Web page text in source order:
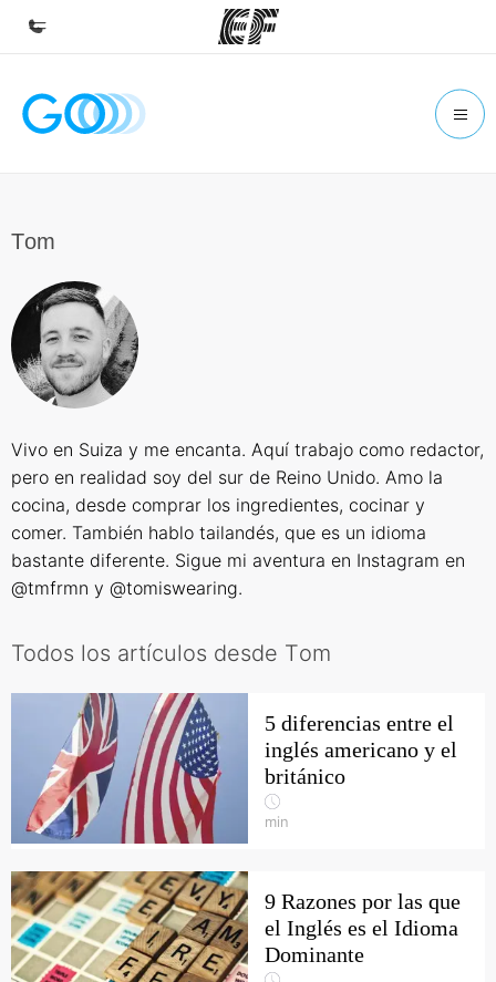
Inicio
Encuentra una oficina
Sobre nosotros
Quiénes somos
Тom
Vivo en Suiza y me encanta. Aquí trabajo como redactor,
pero en realidad soy del sur de Reino Unido. Amo la
cocina, desde comprar los ingredientes, cocinar y
comer. También hablo tailandés, que es un idioma
bastante diferente. Sigue mi aventura en Instagram en
@tmfrmn y @tomiswearing.
Todos los artículos desde Тom
5 diferencias entre el
inglés americano y el
británico
min
9 Razones por las que
el Inglés es el Idioma
Dominante